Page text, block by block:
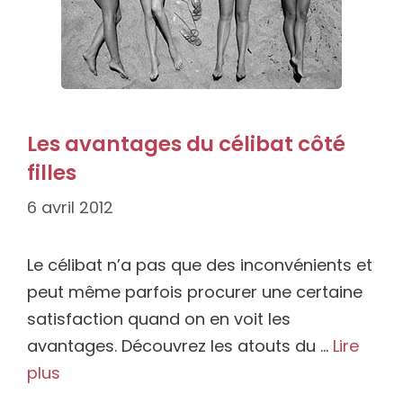
Les avantages du célibat côté
filles
6 avril 2012
Le célibat n’a pas que des inconvénients et
peut même parfois procurer une certaine
satisfaction quand on en voit les
avantages. Découvrez les atouts du … Lire
plus